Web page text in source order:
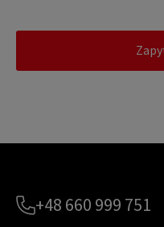
+48 660 999 751